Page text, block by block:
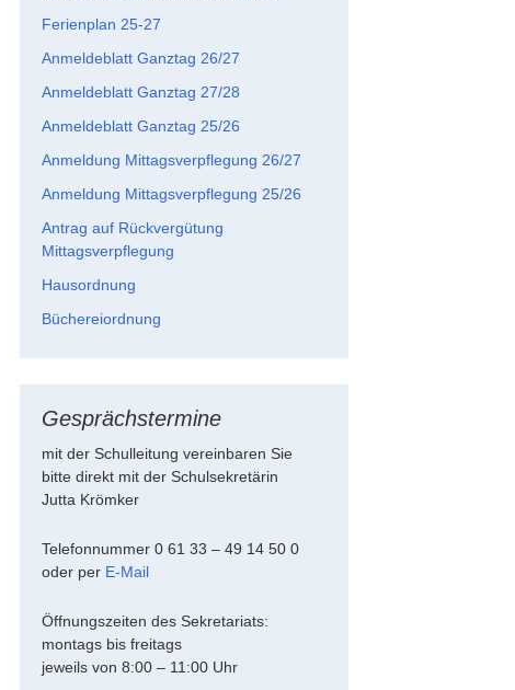
Ferienplan 25-27
Anmeldeblatt Ganztag 26/27
Anmeldeblatt Ganztag 27/28
Anmeldeblatt Ganztag 25/26
Anmeldung Mittagsverpflegung 26/27
Anmeldung Mittagsverpflegung 25/26
Antrag auf Rückvergütung
Mittagsverpflegung
Hausordnung
Büchereiordnung
Gesprächstermine
mit der Schulleitung vereinbaren Sie
bitte direkt mit der Schulsekretärin
Jutta Krömker
Telefonnummer 0 61 33 – 49 14 50 0
oder per E-Mail
Öffnungszeiten des Sekretariats:
montags bis freitags
jeweils von 8:00 – 11:00 Uhr